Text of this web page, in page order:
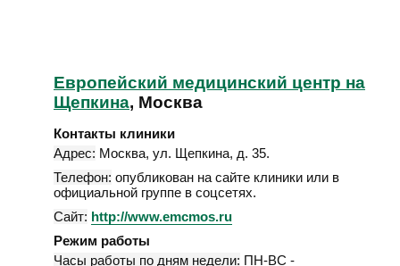
Европейский медицинский центр на
Щепкина, Москва
Контакты клиники
Адрес: Москва, ул. Щепкина, д. 35.
Телефон: опубликован на сайте клиники или в
официальной группе в соцсетях.
Сайт: http://www.emcmos.ru
Режим работы
Часы работы по дням недели: ПН-ВС -